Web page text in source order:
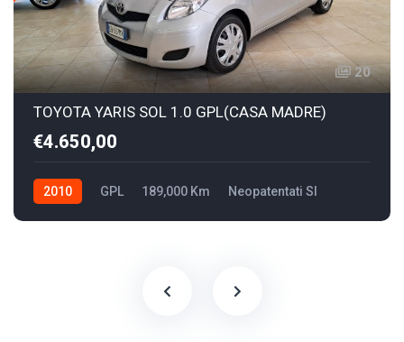
20
TOYOTA YARIS SOL 1.0 GPL(CASA MADRE)
€4.650,00
2010 GPL 189,000 Km Neopatentati SI